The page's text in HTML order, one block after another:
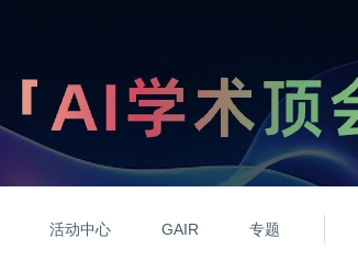
活动中心 GAIR 专题